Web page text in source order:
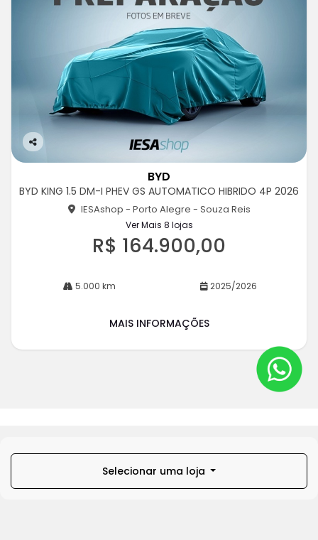
Co
rtil
BYD
BYD KING 1.5 DM-I PHEV GS AUTOMATICO HIBRIDO 4P 2026
IESAshop - Porto Alegre - Souza Reis
Ver Mais 8 lojas
R$ 164.900,00
5.000 km 2025/2026
MAIS INFORMAÇÕES
Selecionar uma loja